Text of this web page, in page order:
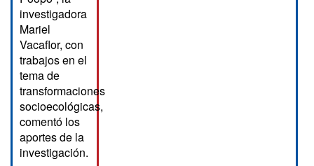
investigadora
Mariel
Vacaflor, con
trabajos en el
tema de
transformaciones
socioecológicas,
comentó los
aportes de la
investigación.